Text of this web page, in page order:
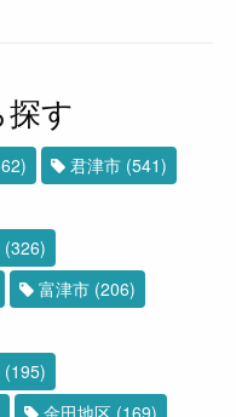
す
君津市 (541)
(326)
富津市 (206)
(195)
金田地区 (169)